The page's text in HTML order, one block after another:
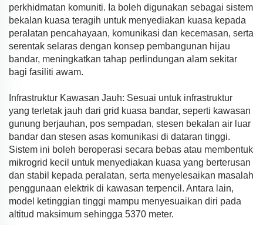
perkhidmatan komuniti. Ia boleh digunakan sebagai sistem
bekalan kuasa teragih untuk menyediakan kuasa kepada
peralatan pencahayaan, komunikasi dan kecemasan, serta
serentak selaras dengan konsep pembangunan hijau
bandar, meningkatkan tahap perlindungan alam sekitar
bagi fasiliti awam.
Infrastruktur Kawasan Jauh: Sesuai untuk infrastruktur
yang terletak jauh dari grid kuasa bandar, seperti kawasan
gunung berjauhan, pos sempadan, stesen bekalan air luar
bandar dan stesen asas komunikasi di dataran tinggi.
Sistem ini boleh beroperasi secara bebas atau membentuk
mikrogrid kecil untuk menyediakan kuasa yang berterusan
dan stabil kepada peralatan, serta menyelesaikan masalah
penggunaan elektrik di kawasan terpencil. Antara lain,
model ketinggian tinggi mampu menyesuaikan diri pada
altitud maksimum sehingga 5370 meter.